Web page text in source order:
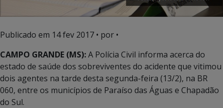
Publicado em 14 fev 2017 • por •
CAMPO GRANDE (MS):A Polícia Civil informa acerca do
estado de saúde dos sobreviventes do acidente que vitimou
dois agentes na tarde desta segunda-feira (13/2), na BR
060, entre os municípios de Paraíso das Águas e Chapadão
do Sul.